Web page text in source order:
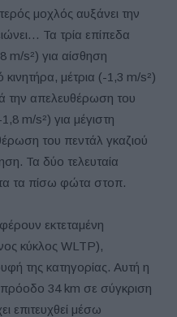
μοχλός αυξάνει την
Τα τρία επίπεδα
m/s²) για αίσθηση
μέτρια (-1,3 m/s²)
την απελευθέρωση του
m/s²) για μέγιστη
του πεντάλ γκαζιού
Τα δύο τελευταία
τα πίσω φώτα στοπ.
εκτεταμένη
κύκλος WLTP),
της κατηγορίας. Αυτή η
34 km σε σύγκριση
επιτευχθεί μέσω